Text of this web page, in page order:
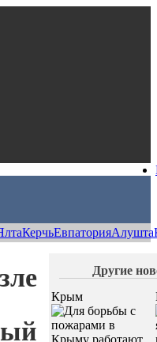
КерчьЕвпаторияАлушта
Другие
Крым